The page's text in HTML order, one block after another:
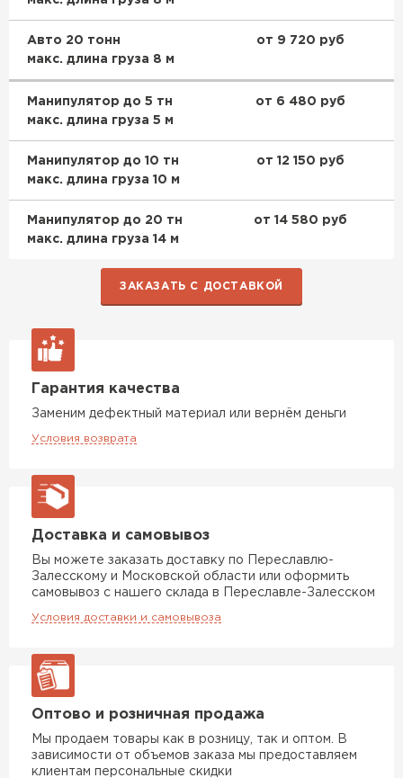
Авто 20 тонн
макс. длина груза 8 м
от 9 720 руб
Манипулятор до 5 тн
макс. длина груза 5 м
от 6 480 руб
Манипулятор до 10 тн
макс. длина груза 10 м
от 12 150 руб
Манипулятор до 20 тн
макс. длина груза 14 м
от 14 580 руб
ЗАКАЗАТЬ С ДОСТАВКОЙ
Гарантия качества
Заменим дефектный материал или вернём деньги
Условия возврата
Доставка и самовывоз
Вы можете заказать доставку по Переславлю-
Залесскому и Московской области или оформить
самовывоз с нашего склада в Переславле-Залесском
Условия доставки и самовывоза
Оптово и розничная продажа
Мы продаем товары как в розницу, так и оптом. В
зависимости от объемов заказа мы предоставляем
клиентам персональные скидки